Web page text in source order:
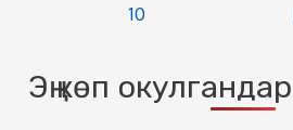
10
Эң көп окулгандар